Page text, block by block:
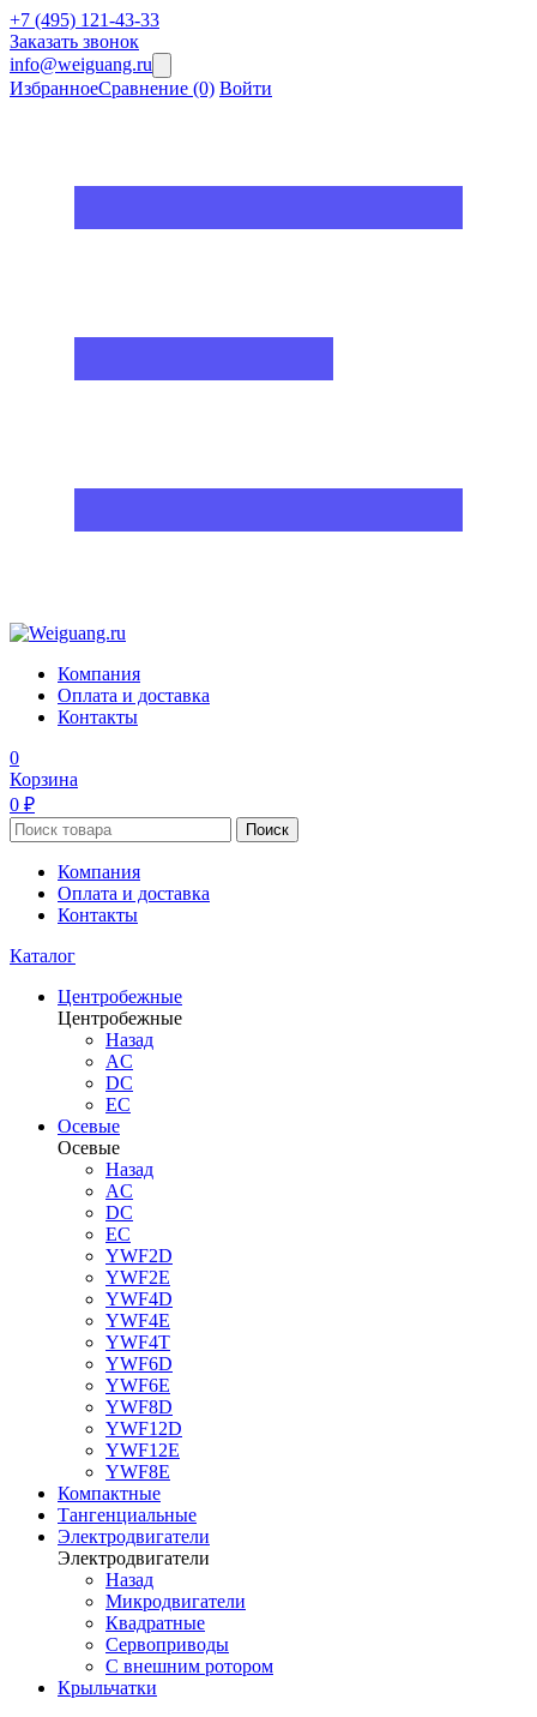
+7 (495) 121-43-33
Заказать звонок
info@weiguang.ru
ИзбранноеСравнение (0) Войти
Компания
Оплата и доставка
Контакты
0
Корзина
0 ₽
Поиск
Компания
Оплата и доставка
Контакты
Каталог
Центробежные
Центробежные
Назад
AC
DC
EC
Осевые
Осевые
Назад
AC
DC
EC
YWF2D
YWF2E
YWF4D
YWF4E
YWF4T
YWF6D
YWF6E
YWF8D
YWF12D
YWF12E
YWF8E
Компактные
Тангенциальные
Электродвигатели
Электродвигатели
Назад
Микродвигатели
Квадратные
Сервоприводы
С внешним ротором
Крыльчатки